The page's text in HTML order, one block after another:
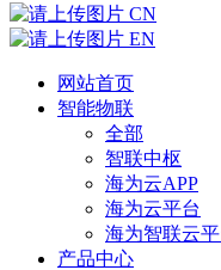
CN
EN
网站首页
智能物联
全部
智联中枢
海为云APP
海为云平台
海为智联云
产品中心